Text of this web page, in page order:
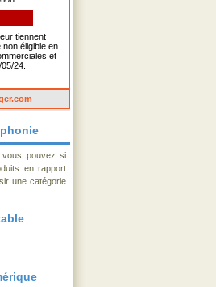
tiennent
éligible en
et
24.
vous pouvez si
en rapport
une catégorie